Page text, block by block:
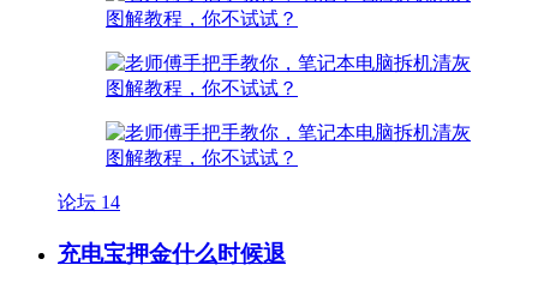
论坛 14
充电宝押金什么时候退